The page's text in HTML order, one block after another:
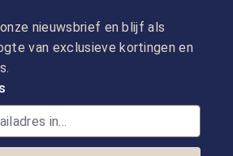
nieuwsbrief en blijf als
van exclusieve kortingen en